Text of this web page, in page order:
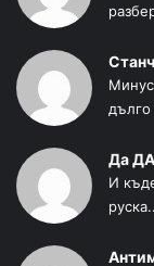
Минус
дълго
Да ДА
И